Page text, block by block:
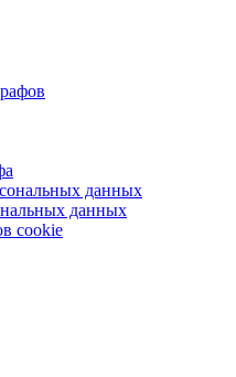
данных
данных
cookie